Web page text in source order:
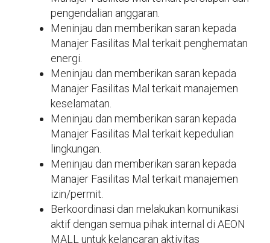
pengendalian anggaran.
Meninjau dan memberikan saran kepada
Manajer Fasilitas Mal terkait penghematan
energi.
Meninjau dan memberikan saran kepada
Manajer Fasilitas Mal terkait manajemen
keselamatan.
Meninjau dan memberikan saran kepada
Manajer Fasilitas Mal terkait kepedulian
lingkungan.
Meninjau dan memberikan saran kepada
Manajer Fasilitas Mal terkait manajemen
izin/permit.
Berkoordinasi dan melakukan komunikasi
aktif dengan semua pihak internal di AEON
MALL untuk kelancaran aktivitas